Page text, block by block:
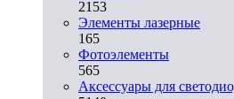
2153
Элементы лазерные
165
Фотоэлементы
565
Аксессуары для